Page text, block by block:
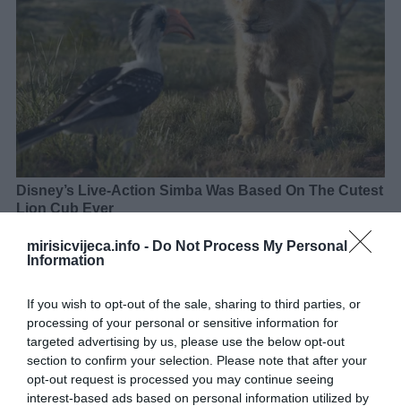
mirisicvijeca.info - Do Not Process My Personal
Information
If you wish to opt-out of the sale, sharing to third parties, or
processing of your personal or sensitive information for
targeted advertising by us, please use the below opt-out
section to confirm your selection. Please note that after your
opt-out request is processed you may continue seeing
interest-based ads based on personal information utilized by